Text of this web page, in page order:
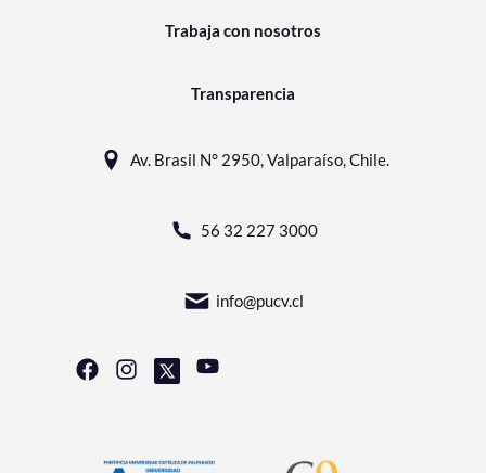
Trabaja con nosotros
Transparencia
Av. Brasil N° 2950, Valparaíso, Chile.
56 32 227 3000
info@pucv.cl